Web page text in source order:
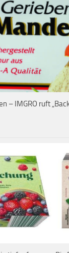
– IMGRO ruft